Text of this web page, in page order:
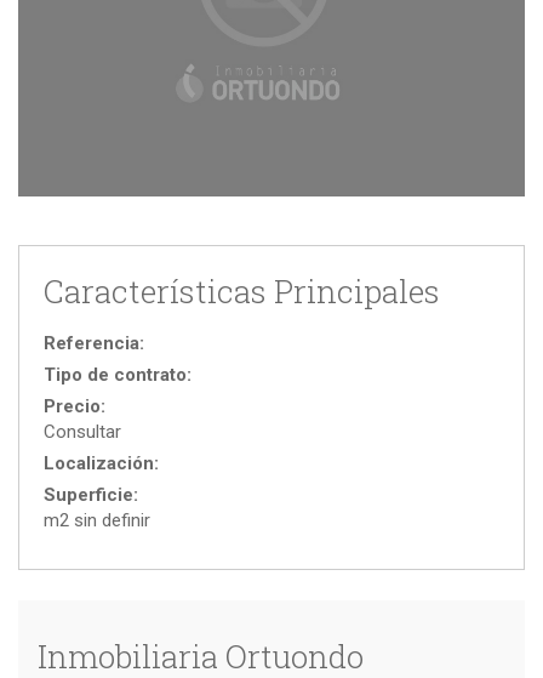
Características Principales
Referencia:
Tipo de contrato:
Precio:
Consultar
Localización:
Superficie:
m2 sin definir
Inmobiliaria Ortuondo